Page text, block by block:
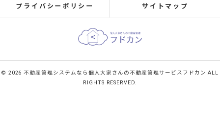
プライバシーポリシー サイトマップ
© 2026 不動産管理システムなら個人大家さんの不動産管理サービスフドカン ALL
RIGHTS RESERVED.